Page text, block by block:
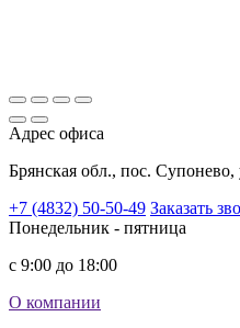
Адрес офиса
Брянская обл., пос. Супонево,
+7 (4832) 50-50-49 Заказать
Понедельник - пятница
с 9:00 до 18:00
О компании